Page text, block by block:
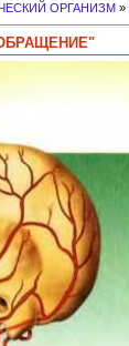
ОРГАНИЗМ »